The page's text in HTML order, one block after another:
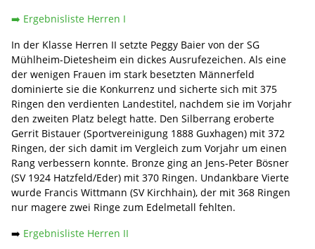
➡️ Ergebnisliste Herren I
In der Klasse Herren II setzte Peggy Baier von der SG
Mühlheim-Dietesheim ein dickes Ausrufezeichen. Als eine
der wenigen Frauen im stark besetzten Männerfeld
dominierte sie die Konkurrenz und sicherte sich mit 375
Ringen den verdienten Landestitel, nachdem sie im Vorjahr
den zweiten Platz belegt hatte. Den Silberrang eroberte
Gerrit Bistauer (Sportvereinigung 1888 Guxhagen) mit 372
Ringen, der sich damit im Vergleich zum Vorjahr um einen
Rang verbessern konnte. Bronze ging an Jens-Peter Bösner
(SV 1924 Hatzfeld/Eder) mit 370 Ringen. Undankbare Vierte
wurde Francis Wittmann (SV Kirchhain), der mit 368 Ringen
nur magere zwei Ringe zum Edelmetall fehlten.
➡️ Ergebnisliste Herren II